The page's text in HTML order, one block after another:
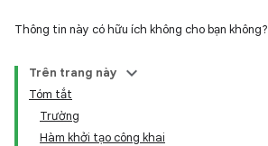
Thông tin này có hữu ích không cho bạn không?
Trên trang này
Tóm tắt
Trường
Hàm khởi tạo công khai